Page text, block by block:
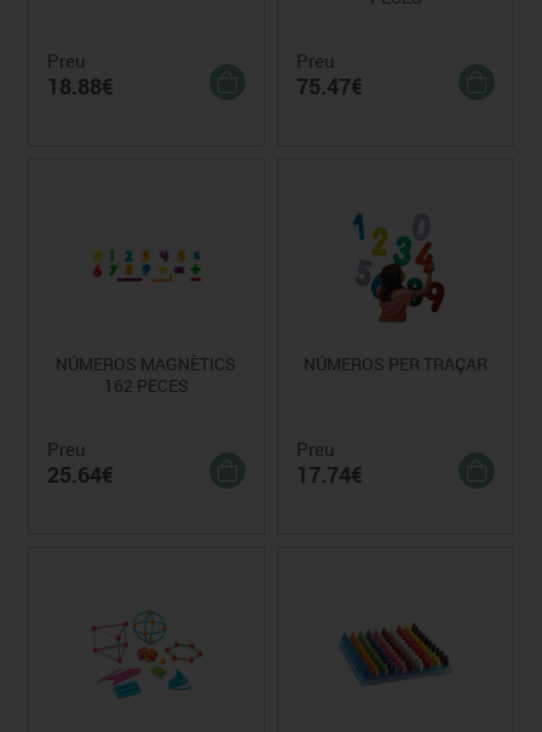
Preu
18.88€
Preu
75.47€
NÚMEROS MAGNÈTICS
162 PECES
Preu
25.64€
NÚMEROS PER TRAÇAR
Preu
17.74€